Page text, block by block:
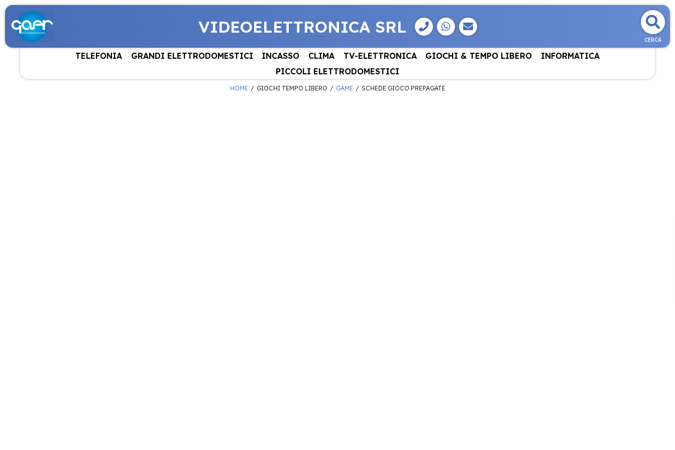
VIDEOELETTRONICA SRL
CERCA
TELEFONIA GRANDI ELETTRODOMESTICI INCASSO CLIMA TV-ELETTRONICA GIOCHI & TEMPO LIBERO
INFORMATICA
PICCOLI ELETTRODOMESTICI
HOME GIOCHI TEMPO LIBERO GAME SCHEDE GIOCO PREPAGATE